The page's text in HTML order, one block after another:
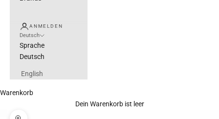
ANMELDEN
Deutsch
Sprache
Deutsch
English
Warenkorb
Dein Warenkorb ist leer